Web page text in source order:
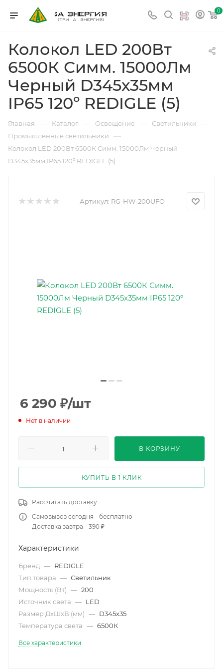
0
Колокол LED 200Вт
6500К Симм. 15000Лм
Черный D345х35мм
IP65 120º REDIGLE (5)
Главная — Каталог — Освещение — Светильники —
Промышленные светильники —
Колокол LED 200Вт 6500К Симм. 15000Лм Черный
D345х35мм IP65 120º REDIGLE (5)
Артикул: RG-HW-200UFO
6 290 ₽/шт
Нет в наличии
В КОРЗИНУ
КУПИТЬ В 1 КЛИК
Рассчитать доставку
Самовывоз сегодня - бесплатно
Доставка завтра - 390 ₽
Характеристики
Бренд — REDIGLE
Тип товара — Светильник
Мощность (Вт) — 200
Источник света — LED
Размер ДхШхВ (мм) — D345х35
Температура света — 6500К
Все характеристики